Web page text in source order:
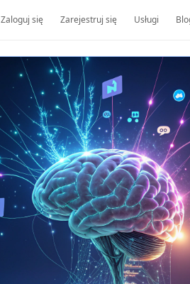
Zaloguj się Zarejestruj się Usługi